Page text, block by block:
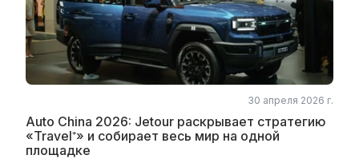
30 апреля 2026 г.
Auto China 2026: Jetour раскрывает стратегию
«Travel⁺» и собирает весь мир на одной
площадке